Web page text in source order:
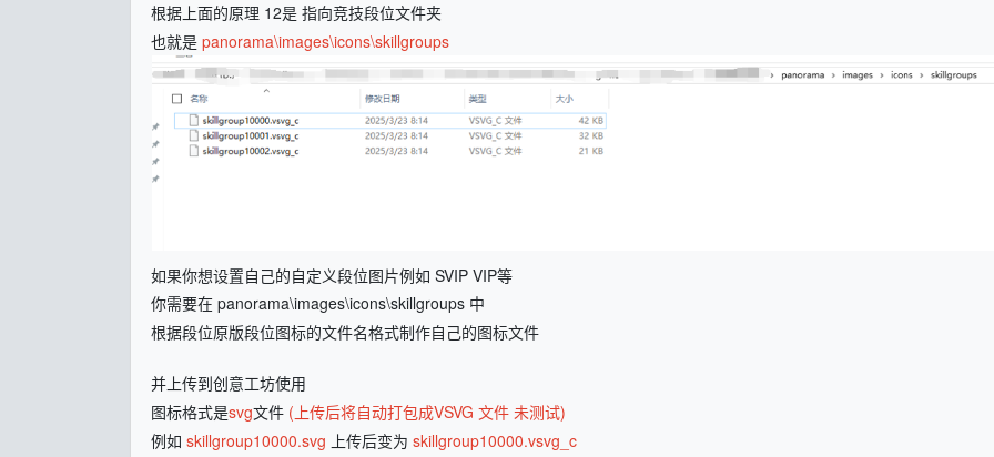
根据上面的原理 12是 指向竞技段位文件夹
也就是 panorama\images\icons\skillgroups
如果你想设置自己的自定义段位图片例如 SVIP VIP等
你需要在 panorama\images\icons\skillgroups 中
根据段位原版段位图标的文件名格式制作自己的图标文件
并上传到创意工坊使用
图标格式是svg文件(上传后将自动打包成VSVG 文件 未测试)
例如 skillgroup10000.svg 上传后变为 skillgroup10000.vsvg_c